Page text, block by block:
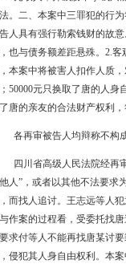
。二、本案中三罪犯的行
人具有强行勒索钱财的故
也与债务额差距悬殊。2.
本案中将被害人扣作人质
50000元只换取了唐的人
唐的亲友的合法财产权利
再审被告人均辩称不构
川省高级人民法院经再审
人”，或者以其他不法要求
而找人追讨。王志远等人
作案的过程看，受委托找
求付等人不能再找唐某讨
侵犯其人身自由权利。本